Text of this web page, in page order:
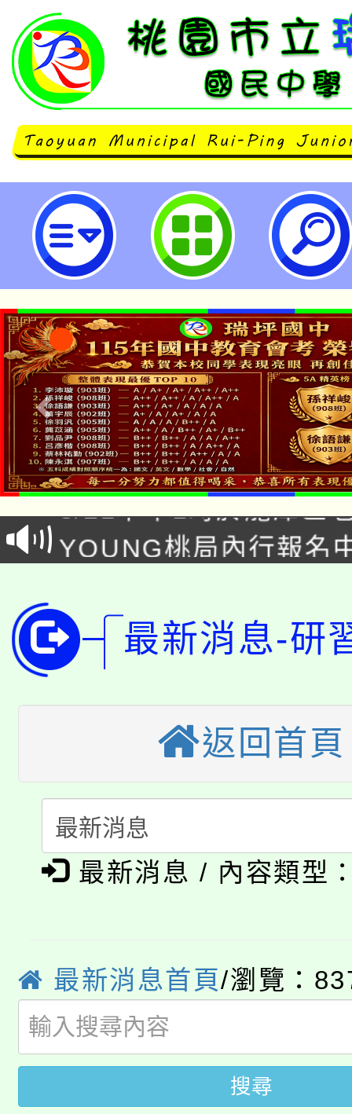
轉知屏東縣政府辦理「屏東縣牡丹
系列活動『牡丹社150歷史意象-親
社』」活動簡章一份，請鼓勵親子
請查照。-桃園市立瑞坪國民中學
「本色祭」8/29、30在
場熱烈登場!
8/21下午1時於龍潭區
徵才活動。
YOUNG桃局內行報名
開!
115年桃園市運動會8/
田徑場及游泳池舉行。
桃園市低收入戶享有免
視費優惠，中低收入戶
半價優惠，詳情可洽有
者。
份教師增能研習
大溪自造教育及科技
份教師研習
會
115年食農教育專業人
程
「本色祭」8/29、30在
場熱烈登場!
8/21下午1時於龍潭區
局官網。
8月14至27日，桃園電
開!
115年桃園市運動會8/
田徑場及游泳池舉行。
桃園市低收入戶享有免
視費優惠，中低收入戶
大園自造教育及科技
最新消息-研
返回首頁
最新消息 / 內容類型
最新消息首頁/瀏覽：
搜尋